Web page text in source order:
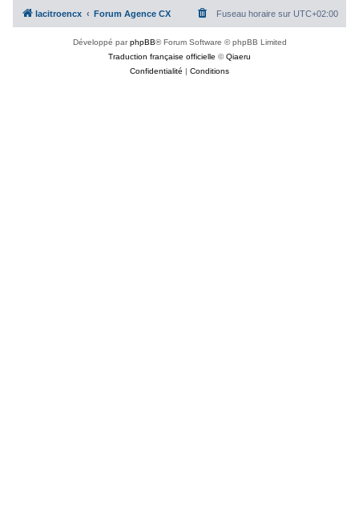
lacitroencx Forum Agence CX Fuseau horaire sur UTC+02:00
Développé parphpBB® Forum Software © phpBB Limited
Traduction française officielle ©Qiaeru
Confidentialité | Conditions